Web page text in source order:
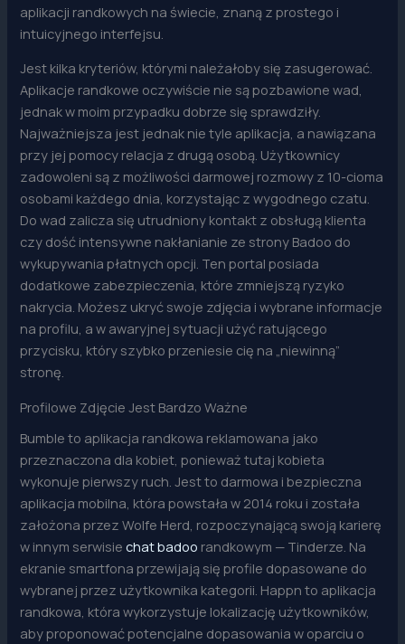
aplikacji randkowych na świecie, znaną z prostego i
intuicyjnego interfejsu.
Jest kilka kryteriów, którymi należałoby się zasugerować.
Aplikacje randkowe oczywiście nie są pozbawione wad,
jednak w moim przypadku dobrze się sprawdziły.
Najważniejsza jest jednak nie tyle aplikacja, a nawiązana
przy jej pomocy relacja z drugą osobą. Użytkownicy
zadowoleni są z możliwości darmowej rozmowy z 10-cioma
osobami każdego dnia, korzystając z wygodnego czatu.
Do wad zalicza się utrudniony kontakt z obsługą klienta
czy dość intensywne nakłanianie ze strony Badoo do
wykupywania płatnych opcji. Ten portal posiada
dodatkowe zabezpieczenia, które zmniejszą ryzyko
nakrycia. Możesz ukryć swoje zdjęcia i wybrane informacje
na profilu, a w awaryjnej sytuacji użyć ratującego
przycisku, który szybko przeniesie cię na „niewinną”
stronę.
Profilowe Zdjęcie Jest Bardzo Ważne
Bumble to aplikacja randkowa reklamowana jako
przeznaczona dla kobiet, ponieważ tutaj kobieta
wykonuje pierwszy ruch. Jest to darmowa i bezpieczna
aplikacja mobilna, która powstała w 2014 roku i została
założona przez Wolfe Herd, rozpoczynającą swoją karierę
w innym serwisiechat badoo randkowym — Tinderze. Na
ekranie smartfona przewijają się profile dopasowane do
wybranej przez użytkownika kategorii. Happn to aplikacja
randkowa, która wykorzystuje lokalizację użytkowników,
aby proponować potencjalne dopasowania w oparciu o